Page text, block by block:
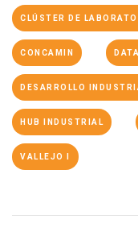
CLÚSTER DE
CONCAMIN
DESARROLLO
HUB INDUSTRIAL
VALLEJO I